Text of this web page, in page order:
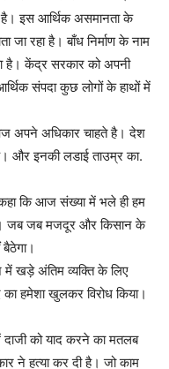
है। इस आर्थिक असमानता के
रहा है। बाँध निर्माण के नाम
है। केंद्र सरकार को अपनी
संपदा कुछ लोगों के हाथों में
अपने अधिकार चाहते है। देश
और इनकी लडाई ताउम्र का.
कहा कि आज संख्या में भले ही हम
जब जब मजदूर और किसान के
में खड़े अंतिम व्यक्ति के लिए
का हमेशा खुलकर विरोध किया।
को याद करने का मतलब
ने हत्या कर दी है। जो काम